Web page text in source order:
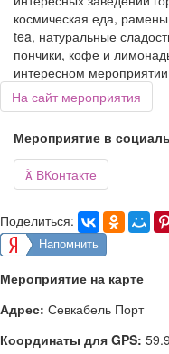
космическая еда,
tea, натуральные
пончики, кофе и
интересном
На сайт мероприятия
Мероприятие в
 ВКонтакте
Поделиться:
Напомнить
Мероприятие на карте
Адрес: Севкабель Порт
Координаты для GPS: